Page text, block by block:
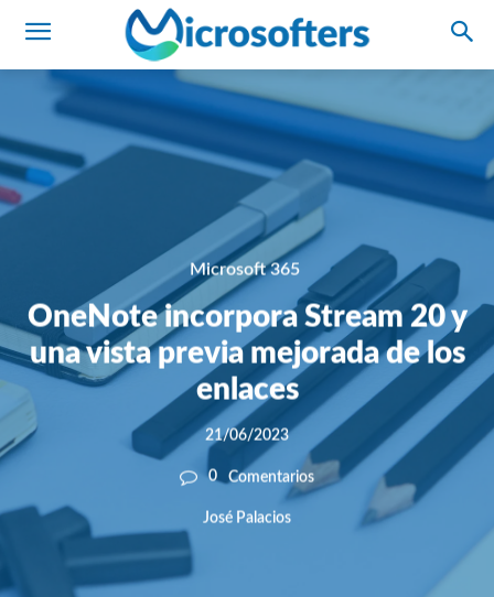
Microsoft 365
OneNote incorpora Stream 20 y
una vista previa mejorada de los
enlaces
21/06/2023
0 Comentarios
José Palacios